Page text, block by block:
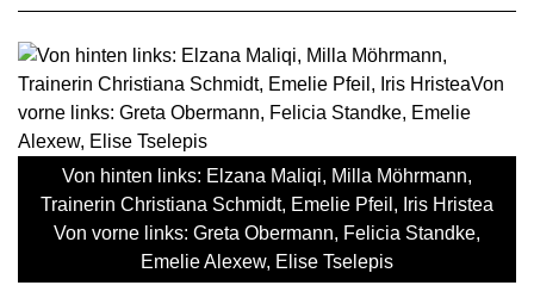
Von hinten links: Elzana Maliqi, Milla Möhrmann,
Trainerin Christiana Schmidt, Emelie Pfeil, Iris Hristea
Von vorne links: Greta Obermann, Felicia Standke,
Emelie Alexew, Elise Tselepis